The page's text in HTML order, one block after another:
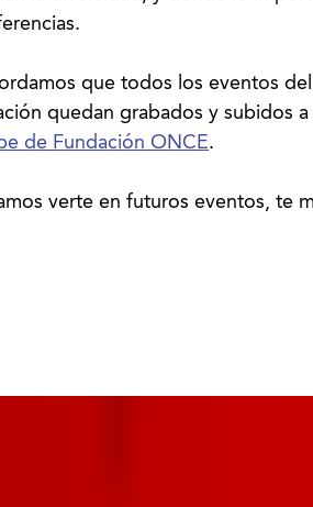
que todos los eventos
quedan grabados y subidos a
de Fundación ONCE.
verte en futuros eventos, te